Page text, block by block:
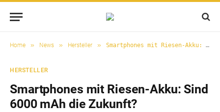
Home » News » Hersteller » Smartphones mit Riesen-Akku: Sind 6000 mAh die Zukunft?
HERSTELLER
Smartphones mit Riesen-Akku: Sind
6000 mAh die Zukunft?